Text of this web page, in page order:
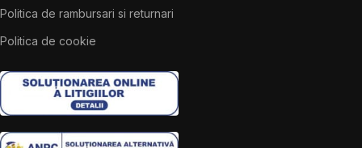
Politica de rambursari si returnari
Politica de cookie